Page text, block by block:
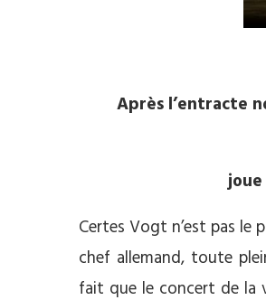
Après l’entracte
Certes Vogt n’est pas le
chef allemand, toute
fait que le concert de la